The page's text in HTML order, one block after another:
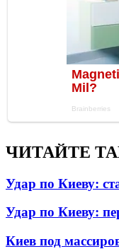
ЧИТАЙТЕ
Удар по Киеву:
Удар по Киеву:
Киев под